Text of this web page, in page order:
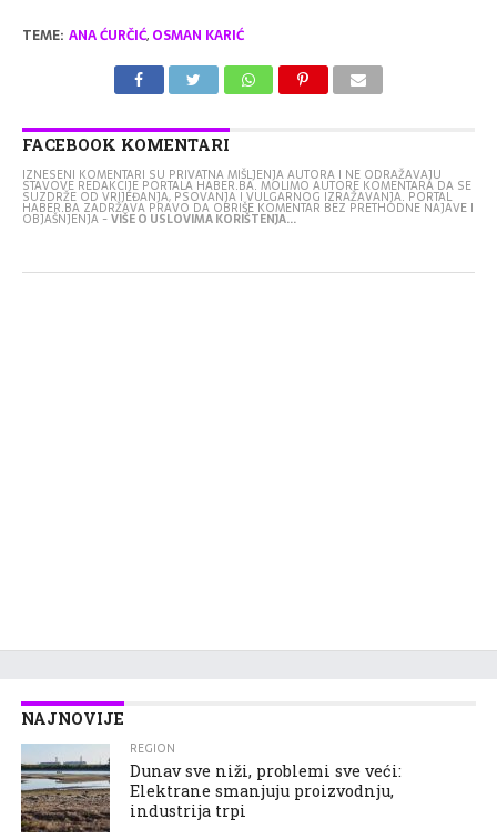
TEME: ANA ĆURČIĆ, OSMAN KARIĆ
FACEBOOK KOMENTARI
IZNESENI KOMENTARI SU PRIVATNA MIŠLJENJA AUTORA I NE ODRAŽAVAJU
STAVOVE REDAKCIJE PORTALA HABER.BA. MOLIMO AUTORE KOMENTARA DA SE
SUZDRŽE OD VRIJEĐANJA, PSOVANJA I VULGARNOG IZRAŽAVANJA. PORTAL
HABER.BA ZADRŽAVA PRAVO DA OBRIŠE KOMENTAR BEZ PRETHODNE NAJAVE I
OBJAŠNJENJA -VIŠE O USLOVIMA KORIŠTENJA...
NAJNOVIJE
REGION
Dunav sve niži, problemi sve veći:
Elektrane smanjuju proizvodnju,
industrija trpi